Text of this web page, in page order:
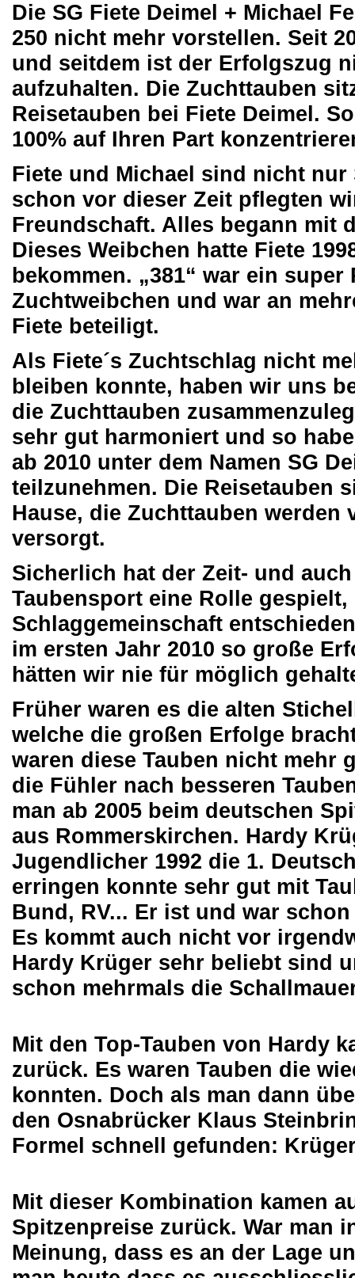
Die SG Fiete Deimel + Michael
250 nicht mehr vorstellen. Seit
und seitdem ist der Erfolgszug
aufzuhalten. Die Zuchttauben
Reisetauben bei Fiete Deimel.
100% auf Ihren Part
Fiete und Michael sind nicht nur
schon vor dieser Zeit pflegten
Freundschaft. Alles begann mit
Dieses Weibchen hatte Fiete
bekommen. „381“ war ein super
Zuchtweibchen und war an
Fiete beteiligt.
Als Fiete´s Zuchtschlag nicht
bleiben konnte, haben wir uns
die Zuchttauben
sehr gut harmoniert und so
ab 2010 unter dem Namen SG
teilzunehmen. Die Reisetauben
Hause, die Zuchttauben werden
versorgt.
Sicherlich hat der Zeit- und
Taubensport eine Rolle
Schlaggemeinschaft
im ersten Jahr 2010 so große
hätten wir nie für möglich
Früher waren es die alten
welche die großen Erfolge
waren diese Tauben nicht mehr
die Fühler nach besseren
man ab 2005 beim deutschen
aus Rommerskirchen. Hardy
Jugendlicher 1992 die 1.
erringen konnte sehr gut mit
Bund, RV... Er ist und war
Es kommt auch nicht vor
Hardy Krüger sehr beliebt sind
schon mehrmals die
Mit den Top-Tauben von Hardy
zurück. Es waren Tauben die
konnten. Doch als man dann
den Osnabrücker Klaus
Formel schnell gefunden:
Mit dieser Kombination kamen
Spitzenpreise zurück. War man
Meinung, dass es an der Lage